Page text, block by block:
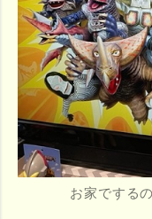
お家でする